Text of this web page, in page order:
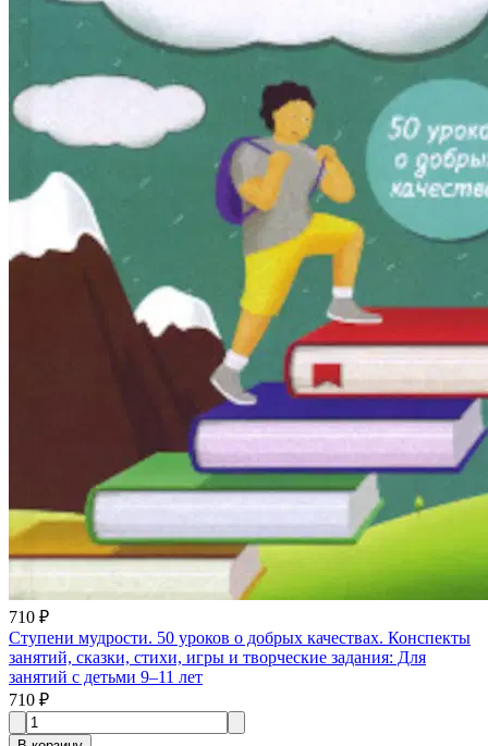
710 ₽
Ступени мудрости. 50 уроков о добрых качествах. Конспекты
занятий, сказки, стихи, игры и творческие задания: Для
занятий с детьми 9–11 лет
710 ₽